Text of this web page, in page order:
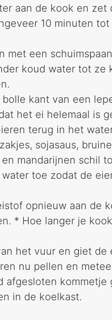
aan de kook en zet
10 minuten
met een
koud water tot ze
bolle kant van een
het ei helemaal is
terug in het
sojasaus,
mandarijnen schil
toe zodat de
opnieuw aan de
* Hoe langer je
het vuur en giet de
nu pellen en
afgesloten kommetje
in de koelkast.